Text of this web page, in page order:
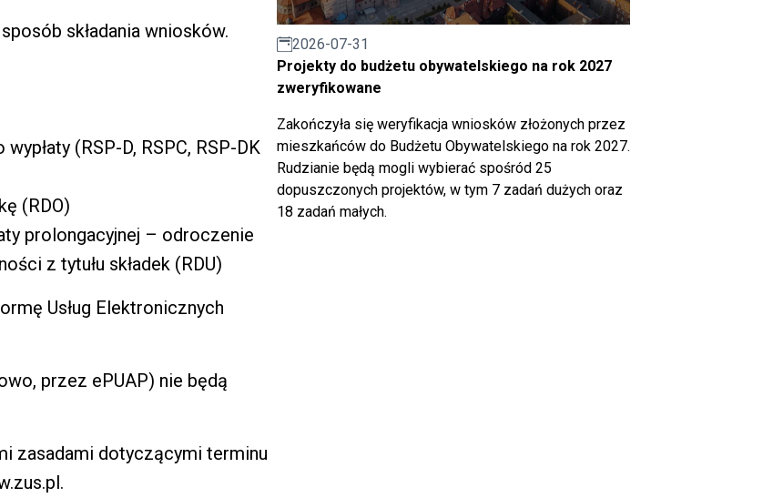
składania wniosków.
(RSP-D, RSPC, RSP-DK
(RDO)
prolongacyjnej – odroczenie
z tytułu składek (RDU)
Usług Elektronicznych
przez ePUAP) nie będą
zasadami dotyczącymi terminu
2026-07-31
Projekty do budżetu obywatelskiego na rok 2027
zweryfikowane
Zakończyła się weryfikacja wniosków złożonych przez
mieszkańców do Budżetu Obywatelskiego na rok 2027.
Rudzianie będą mogli wybierać spośród 25
dopuszczonych projektów, w tym 7 zadań dużych oraz
18 zadań małych.